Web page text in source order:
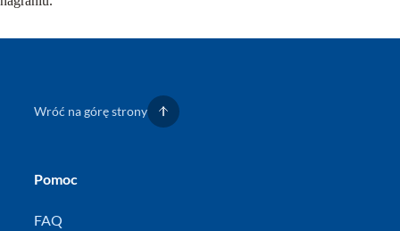
Wróć na górę strony
Pomoc
FAQ